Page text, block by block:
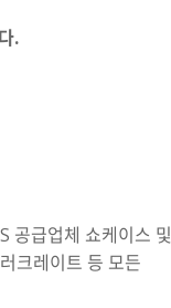
.
공급업체 쇼케이스 및
크레이트 등 모든